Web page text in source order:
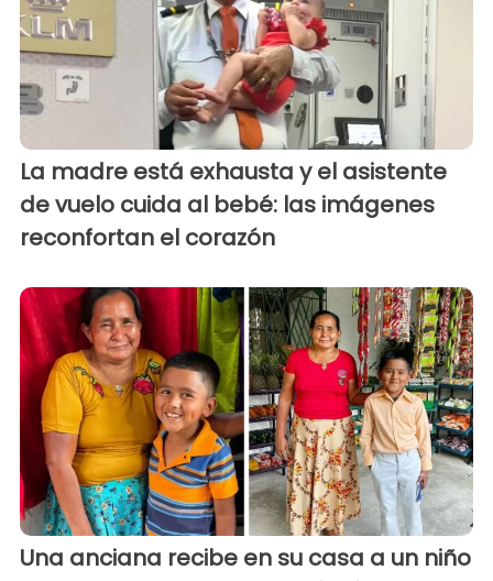
La madre está exhausta y el asistente
de vuelo cuida al bebé: las imágenes
reconfortan el corazón
Una anciana recibe en su casa a un niño